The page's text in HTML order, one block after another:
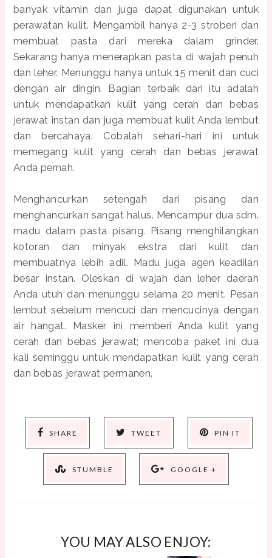
banyak vitamin dan juga dapat digunakan untuk
perawatan kulit. Mengambil hanya 2-3 stroberi dan
membuat pasta dari mereka dalam grinder.
Sekarang hanya menerapkan pasta di wajah penuh
dan leher. Menunggu hanya untuk 15 menit dan cuci
dengan air dingin. Bagian terbaik dari itu adalah
untuk mendapatkan kulit yang cerah dan bebas
jerawat instan dan juga membuat kulit Anda lembut
dan bercahaya. Cobalah sehari-hari ini untuk
memegang kulit yang cerah dan bebas jerawat
Anda pernah.
Menghancurkan setengah dari pisang dan
menghancurkan sangat halus. Mencampur dua sdm.
madu dalam pasta pisang. Pisang menghilangkan
kotoran dan minyak ekstra dari kulit dan
membuatnya lebih adil. Madu juga agen keadilan
besar instan. Oleskan di wajah dan leher daerah
Anda utuh dan menunggu selama 20 menit. Pesan
lembut sebelum mencuci dan mencucinya dengan
air hangat. Masker ini memberi Anda kulit yang
cerah dan bebas jerawat; mencoba paket ini dua
kali seminggu untuk mendapatkan kulit yang cerah
dan bebas jerawat permanen.
SHARE TWEET PIN IT
STUMBLE GOOGLE +
YOU MAY ALSO ENJOY: